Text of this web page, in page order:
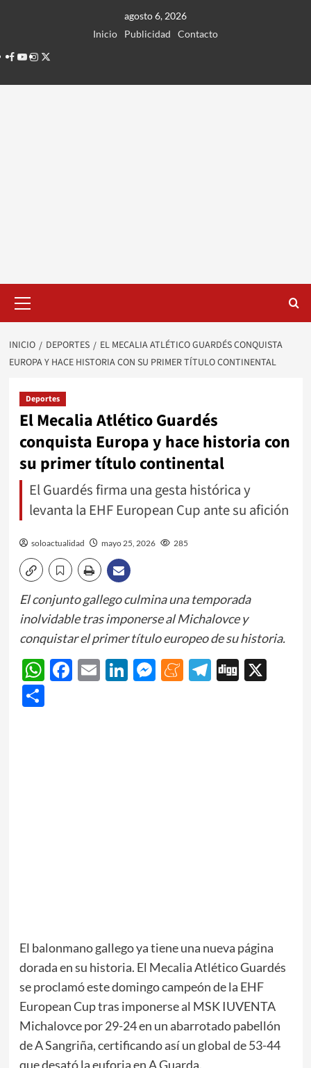
agosto 6, 2026
Inicio
Publicidad
Contacto
Facebook
Youtube
Instagram
Twitter
principal
INICIO DEPORTES
EL MECALIA ATLÉTICO GUARDÉS CONQUISTA
EUROPA Y HACE HISTORIA CON SU PRIMER TÍTULO CONTINENTAL
Deportes
El Mecalia Atlético Guardés
conquista Europa y hace historia con
su primer título continental
El Guardés firma una gesta histórica y
levanta la EHF European Cup ante su afición
soloactualidad mayo 25, 2026 285
El conjunto gallego culmina una temporada
inolvidable tras imponerse al Michalovce y
conquistar el primer título europeo de su historia.
WhatsApp
Facebook
EmailLinkedIn
Messenger
Meneame
Telegram
Digg
X
Share
El balonmano gallego ya tiene una nueva página
dorada en su historia. El Mecalia Atlético Guardés
se proclamó este domingo campeón de la EHF
European Cup tras imponerse al MSK IUVENTA
Michalovce por 29-24 en un abarrotado pabellón
de A Sangriña, certificando así un global de 53-44
que desató la euforia en A Guarda.